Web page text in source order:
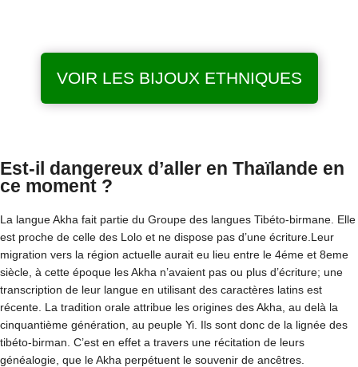
VOIR LES BIJOUX ETHNIQUES
Est-il dangereux d’aller en Thaïlande en
ce moment ?
La langue Akha fait partie du Groupe des langues Tibéto-birmane. Elle
est proche de celle des Lolo et ne dispose pas d’une écriture.Leur
migration vers la région actuelle aurait eu lieu entre le 4éme et 8eme
siècle, à cette époque les Akha n’avaient pas ou plus d’écriture; une
transcription de leur langue en utilisant des caractères latins est
récente. La tradition orale attribue les origines des Akha, au delà la
cinquantième génération, au peuple Yi. Ils sont donc de la lignée des
tibéto-birman. C’est en effet a travers une récitation de leurs
généalogie, que le Akha perpétuent le souvenir de ancêtres.